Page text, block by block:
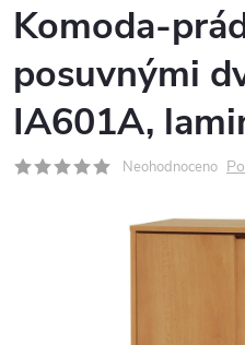
Komoda-
posuvnými
IA601A,
Neohodnoceno